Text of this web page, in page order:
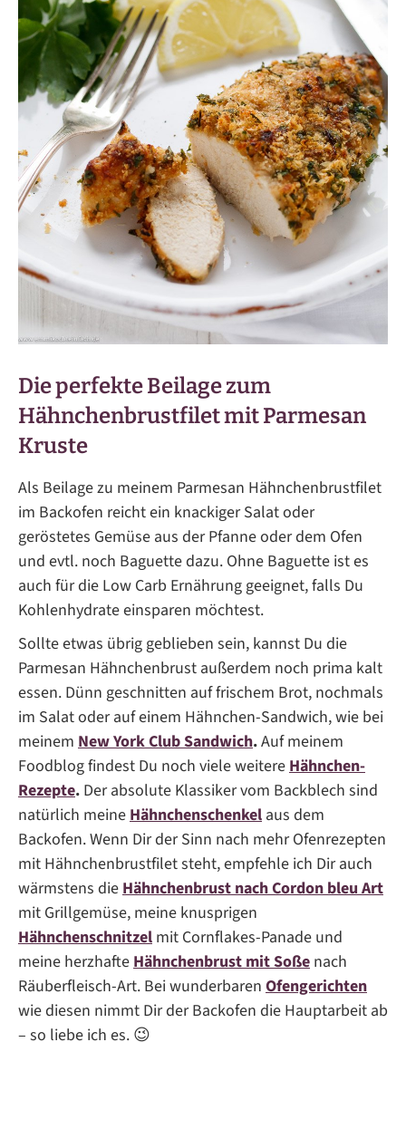
Die perfekte Beilage zum
Hähnchenbrustfilet mit Parmesan
Kruste
Als Beilage zu meinem Parmesan Hähnchenbrustfilet
im Backofen reicht ein knackiger Salat oder
geröstetes Gemüse aus der Pfanne oder dem Ofen
und evtl. noch Baguette dazu. Ohne Baguette ist es
auch für die Low Carb Ernährung geeignet, falls Du
Kohlenhydrate einsparen möchtest.
Sollte etwas übrig geblieben sein, kannst Du die
Parmesan Hähnchenbrust außerdem noch prima kalt
essen. Dünn geschnitten auf frischem Brot, nochmals
im Salat oder auf einem Hähnchen-Sandwich, wie bei
meinem New York Club Sandwich.Auf meinem
Foodblog findest Du noch viele weitereHähnchen-
Rezepte. Der absolute Klassiker vom Backblech sind
natürlich meineHähnchenschenkel aus dem
Backofen. Wenn Dir der Sinn nach mehr Ofenrezepten
mit Hähnchenbrustfilet steht, empfehle ich Dir auch
wärmstens dieHähnchenbrust nach Cordon bleu Art
mit Grillgemüse, meine knusprigen
Hähnchenschnitzel mit Cornflakes-Panade und
meine herzhafteHähnchenbrust mit Soße nach
Räuberfleisch-Art. Bei wunderbaren Ofengerichten
wie diesen nimmt Dir der Backofen die Hauptarbeit ab
– so liebe ich es. 😉